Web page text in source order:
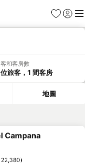
我的最愛
登入 選
和客房數
旅客，1 間客房
地圖
最愛
Campana
22,380